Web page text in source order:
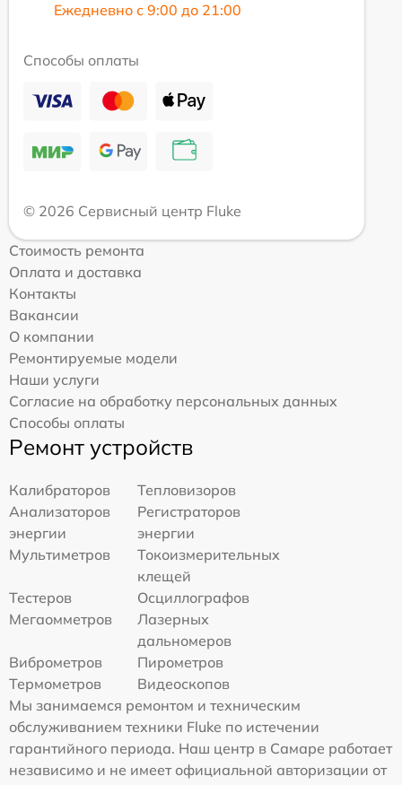
Ежедневно с 9:00 до 21:00
Способы оплаты
© 2026 Сервисный центр Fluke
Стоимость ремонта
Оплата и доставка
Контакты
Вакансии
О компании
Ремонтируемые модели
Наши услуги
Согласие на обработку персональных данных
Способы оплаты
Ремонт устройств
Калибраторов
Тепловизоров
Анализаторов
энергии
Регистраторов
энергии
Мультиметров
Токоизмерительных
клещей
Тестеров
Осциллографов
Мегаомметров
Лазерных
дальномеров
Виброметров
Пирометров
Термометров
Видеоскопов
Мы занимаемся ремонтом и техническим
обслуживанием техники Fluke по истечении
гарантийного периода. Наш центр в Самаре работает
независимо и не имеет официальной авторизации от